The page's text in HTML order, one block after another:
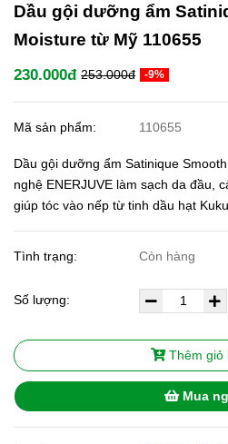
Dầu gội dưỡng ẩm
Moisture từ Mỹ 110655
230.000đ 253.000đ -9%
Mã sản phẩm: 110655
Dầu gội dưỡng ẩm Satinique
nghệ ENERJUVE làm sạch da đầu,
giúp tóc vào nếp từ tinh dầu hạt
Tình trạng: Còn hàng
Số lượng:
Thêm giỏ
Mua